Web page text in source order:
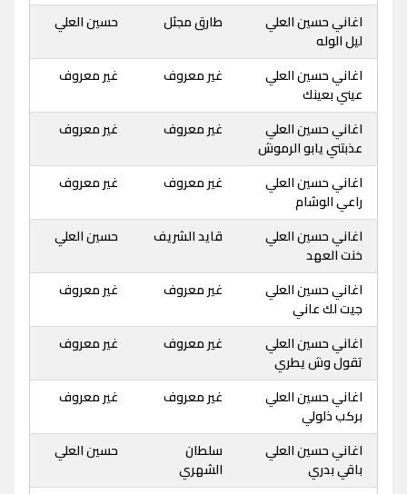
اغاني حسين العلي
ليل الوله
طارق مجثل حسين العلي
اغاني حسين العلي
عيني بعينك
غير معروف غير معروف
اغاني حسين العلي
عذبتني يابو الرموش
غير معروف غير معروف
اغاني حسين العلي
راعي الوشام
غير معروف غير معروف
اغاني حسين العلي
خنت العهد
قايد الشريف حسين العلي
اغاني حسين العلي
جيت لك عاني
غير معروف غير معروف
اغاني حسين العلي
تقول وش يطري
غير معروف غير معروف
اغاني حسين العلي
بركب ذلولي
غير معروف غير معروف
اغاني حسين العلي
باقي بدري
سلطان
الشهري
حسين العلي